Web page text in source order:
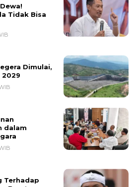
Tidak Bisa
Dimulai,
2029
dalam
Terhadap